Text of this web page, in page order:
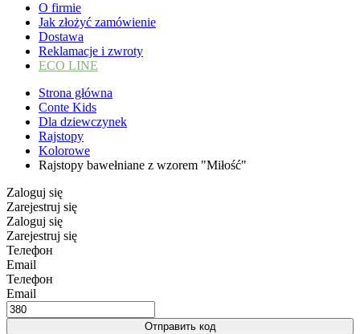
O firmie
Jak złożyć zamówienie
Dostawa
Reklamacje i zwroty
ECO LINE
Strona główna
Conte Kids
Dla dziewczynek
Rajstopy
Kolorowe
Rajstopy bawełniane z wzorem "Miłość"
Zaloguj się
Zarejestruj się
Zaloguj się
Zarejestruj się
Телефон
Email
Телефон
Email
Отправить код